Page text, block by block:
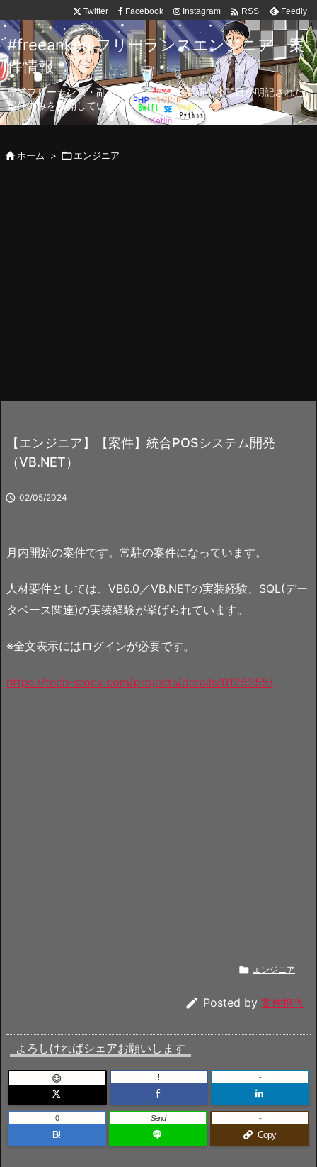
Twitter Facebook Instagram  RSS Feedly
#freeanken フリーランスエンジニア 案
件情報
専業フリーランス・副業向け案件を毎日更新！公開日が明記された
案件のみを公開しています。
ホーム > エンジニア
【エンジニア】【案件】統合POSシステム開発
（VB.NET）
 02/05/2024
月内開始の案件です。常駐の案件になっています。
人材要件としては、VB6.0／VB.NETの実装経験、SQL(デー
タベース関連)の実装経験が挙げられています。
※全文表示にはログインが必要です。
https://tech-stock.com/projects/details/0125255/
 エンジニア
 Posted by 案件担当
よろしければシェアお願いします
 ! -
B!
0 Send
Copy
-